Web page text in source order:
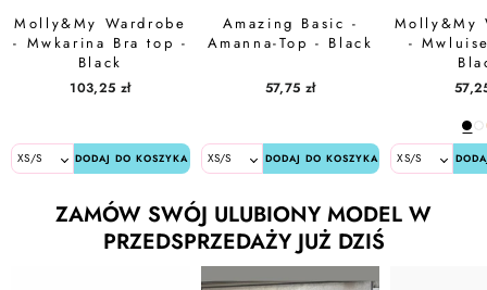
Molly&My Wardrobe
- Mwkarina Bra top -
Black
103,25 zł
DODAJ DO KOSZYKA
Amazing Basic -
Amanna-Top - Black
57,75 zł
DODAJ DO KOSZYKA
Molly&My
-
ZAMÓW SWÓJ ULUBIONY MODEL W
PRZEDSPRZEDAŻY JUŻ DZIŚ